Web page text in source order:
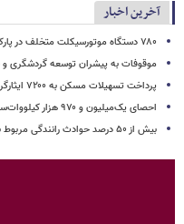
آخرین اخبار
۷۸۰ دستگاه موتورسیکلت متخلف در پارک جنگلی ناژوان توقیف شد
موقوفات به پیشران توسعه گردشگری و
پرداخت تسهیلات مسکن به ۷۲۰۰ ایثارگر قزوینی
احصای یک‌میلیون و ۹۷۰ هزار کیلووات‌ساعت انرژی در اجرای هفتگی طرح ملی مهتاب سمنان
بیش از ۵۰ درصد حوادث رانندگی مربوط به موتورسیکلت‌سواران است